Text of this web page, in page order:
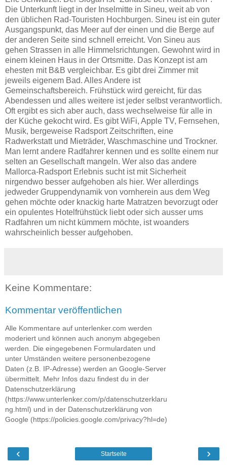
Die Unterkunft liegt in der Inselmitte in Sineu, weit ab von
den üblichen Rad-Touristen Hochburgen. Sineu ist ein guter
Ausgangspunkt, das Meer auf der einen und die Berge auf
der anderen Seite sind schnell erreicht. Von Sineu aus
gehen Strassen in alle Himmelsrichtungen. Gewohnt wird in
einem kleinen Haus in der Ortsmitte. Das Konzept ist am
ehesten mit B&B vergleichbar. Es gibt drei Zimmer mit
jeweils eigenem Bad. Alles Andere ist
Gemeinschaftsbereich. Frühstück wird gereicht, für das
Abendessen und alles weitere ist jeder selbst verantwortlich.
Oft ergibt es sich aber auch, dass wechselweise für alle in
der Küche gekocht wird. Es gibt WiFi, Apple TV, Fernsehen,
Musik, bergeweise Radsport Zeitschriften, eine
Radwerkstatt und Mieträder, Waschmaschine und Trockner.
Man lernt andere Radfahrer kennen und es sollte einem nur
selten an Gesellschaft mangeln. Wer also das andere
Mallorca-Radsport Erlebnis sucht ist mit Sicherheit
nirgendwo besser aufgehoben als hier. Wer allerdings
jedweder Gruppendynamik von vornherein aus dem Weg
gehen möchte oder knackig harte Matratzen bevorzugt oder
ein opulentes Hotelfrühstück liebt oder sich ausser ums
Radfahren um nicht kümmern möchte, ist woanders
wahrscheinlich besser aufgehoben.
Keine Kommentare:
Kommentar veröffentlichen
Alle Kommentare auf unterlenker.com werden
moderiert und können auch anonym abgegeben
werden. Die eingegebenen Formulardaten und
unter Umständen weitere personenbezogene
Daten (z.B. IP-Adresse) werden an Google-Server
übermittelt. Mehr Infos dazu findest du in der
Datenschutzerklärung
(https://www.unterlenker.com/p/datenschutzerklaru
ng.html) und in der Datenschutzerklärung von
Google (https://policies.google.com/privacy?hl=de)
‹ ›
Startseite